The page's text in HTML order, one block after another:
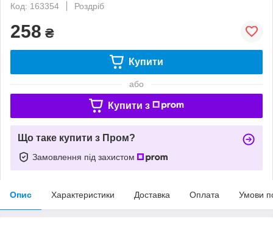
Код: 163354
Роздріб
258 ₴
Купити
або
Купити з
Що таке купити з Пром?
Замовлення під захистом
Опис Характеристики Доставка Оплата Умови